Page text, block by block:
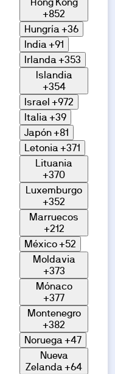
+852
Hungría+36
India+91
Irlanda+353
Islandia
+354
Israel +972
Italia+39
Japón+81
Letonia+371
Lituania
+370
Luxemburgo
+352
Marruecos
+212
México+52
Moldavia
+373
Mónaco
+377
Montenegro
+382
Noruega+47
Nueva
Zelanda+64